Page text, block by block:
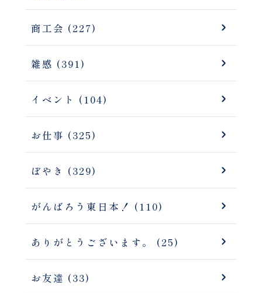
商工会 (227)
雑感 (391)
イベント (104)
お仕事 (325)
ぼやき (329)
がんばろう東日本！ (110)
ありがとうございます。 (25)
お友達 (33)